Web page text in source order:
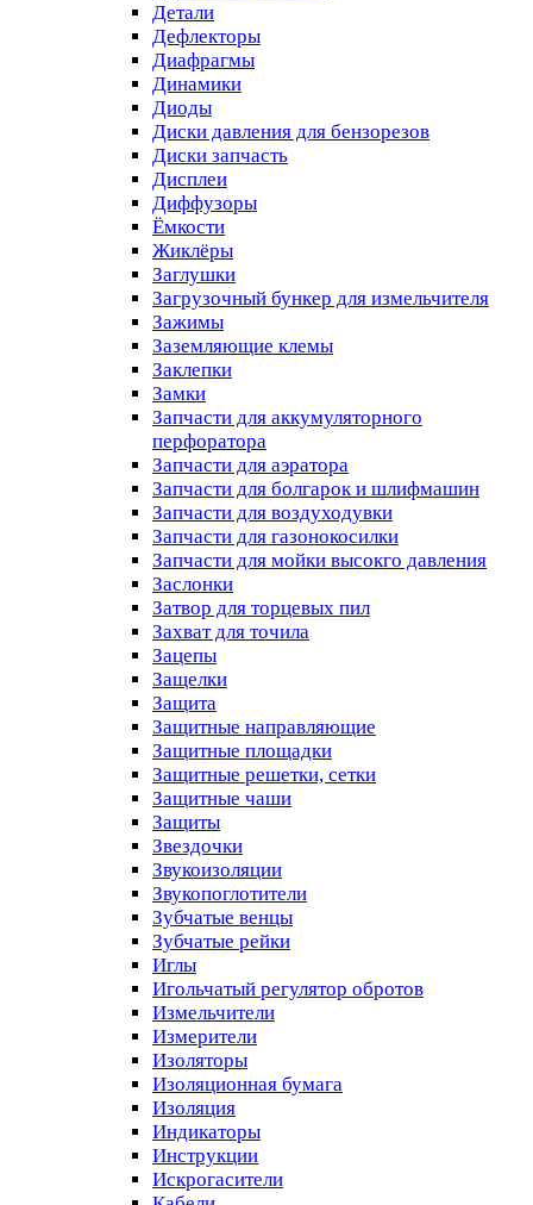
Детали
Дефлекторы
Диафрагмы
Динамики
Диоды
Диски давления для бензорезов
Диски запчасть
Дисплеи
Диффузоры
Ёмкости
Жиклёры
Заглушки
Загрузочный бункер для измельчителя
Зажимы
Заземляющие клемы
Заклепки
Замки
Запчасти для аккумуляторного
перфоратора
Запчасти для аэратора
Запчасти для болгарок и шлифмашин
Запчасти для воздуходувки
Запчасти для газонокосилки
Запчасти для мойки высокго давления
Заслонки
Затвор для торцевых пил
Захват для точила
Зацепы
Защелки
Защита
Защитные направляющие
Защитные площадки
Защитные решетки, сетки
Защитные чаши
Защиты
Звездочки
Звукоизоляции
Звукопоглотители
Зубчатые венцы
Зубчатые рейки
Иглы
Игольчатый регулятор обротов
Измельчители
Измерители
Изоляторы
Изоляционная бумага
Изоляция
Индикаторы
Инструкции
Искрогасители